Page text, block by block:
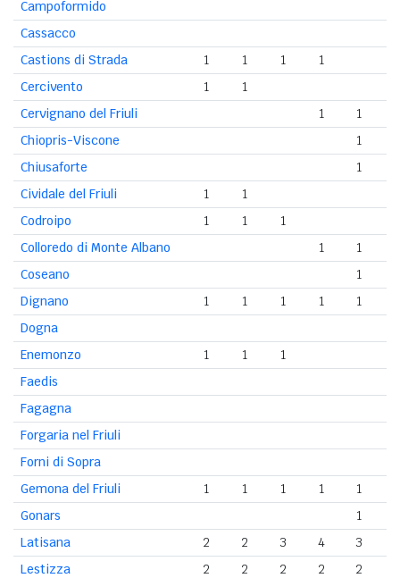
Campoformido
Cassacco
Castions di Strada
1 1 1 1
Cercivento
1
1
Cervignano del Friuli
1 1
Chiopris-Viscone
1
Chiusaforte
1
Cividale del Friuli
1
1
Codroipo
1 1
1
Colloredo di Monte Albano
1 1
Coseano
1
Dignano
1 1 1 1 1
Dogna
Enemonzo
1 1
1
Faedis
Fagagna
Forgaria nel Friuli
Forni di Sopra
Gemona del Friuli
1 1 1 1 1
Gonars
1
Latisana
2 2 3 4 3
Lestizza
2 2 2 2 2